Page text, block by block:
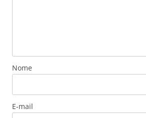
Nome
E-mail